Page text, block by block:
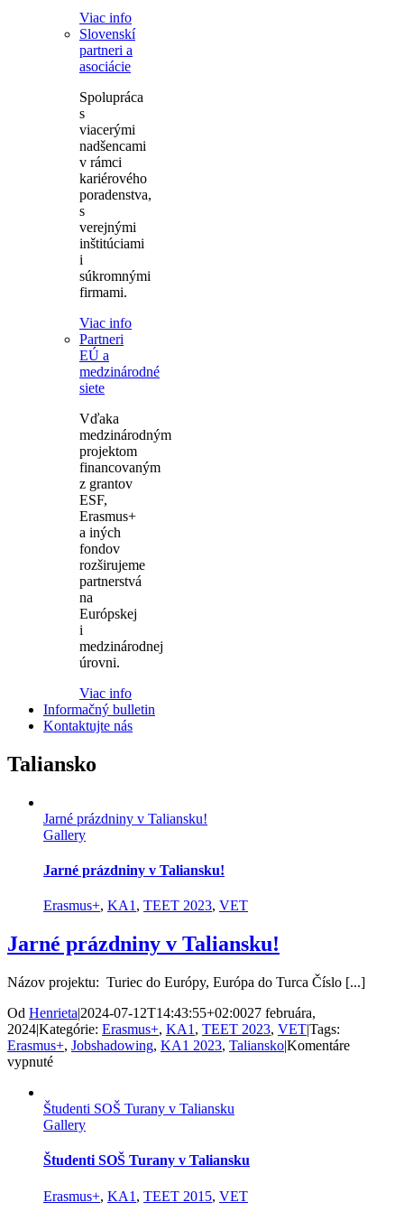
Viac info
Slovenskí
partneri a
asociácie
Spolupráca
s
viacerými
nadšencami
v rámci
kariérového
poradenstva,
s
verejnými
inštitúciami
i
súkromnými
firmami.
Viac info
Partneri
EÚ a
medzinárodné
siete
Vďaka
medzinárodným
projektom
financovaným
z grantov
ESF,
Erasmus+
a iných
fondov
rozširujeme
partnerstvá
na
Európskej
i
medzinárodnej
úrovni.
Viac info
Informačný bulletin
Kontaktujte nás
Taliansko
Jarné prázdniny v Taliansku!
Gallery
Jarné prázdniny v Taliansku!
Erasmus+, KA1 , TEET 2023, VET
Jarné prázdniny v Taliansku!
Názov projektu: Turiec do Európy, Európa do Turca Číslo [...]
Od Henrieta|2024-07-12T14:43:55+02:0027 februára,
2024|Kategórie: Erasmus+, KA1 , TEET 2023, VET|Tags:
Erasmus+, Jobshadowing, KA1 2023, Taliansko|Komentáre
vypnuténa
v
Taliansku!
Študenti SOŠ Turany v Taliansku
Gallery
Študenti SOŠ Turany v Taliansku
Erasmus+, KA1 , TEET 2015, VET